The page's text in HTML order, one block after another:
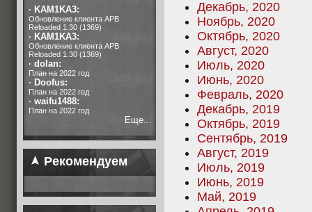
· KAM1KA3:
Обновление клиента APB
Reloaded 1.30 (1369)
· KAM1KA3:
Обновление клиента APB
Reloaded 1.30 (1369)
· dolan:
План на 2022 год
· Doofus:
План на 2022 год
· waifu1488:
План на 2022 год
Еще...
Рекомендуем
Декабрь, 2020
Ноябрь, 2020
Октябрь, 2020
Август, 2020
Июль, 2020
Июнь, 2020
Февраль, 2020
Декабрь, 2019
Октябрь, 2019
Сентябрь, 2019
Август, 2019
Июль, 2019
Июнь, 2019
Май, 2019